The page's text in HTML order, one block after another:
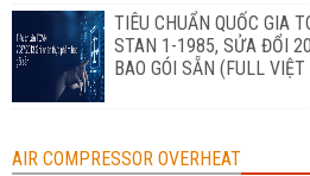
TIÊU CHUẨN QUỐC GIA
STAN 1-1985, SỬA ĐỔI
BAO GÓI SẴN (FULL
AIR COMPRESSOR OVERHEAT